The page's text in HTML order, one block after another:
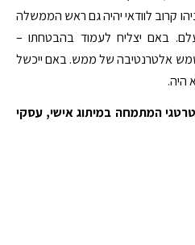
קרוב לוודאי יהיה גם ראש הממשלה
באם יצליח לעמוד בהבטחתו –
אלטרנטיבה של ממש. באם ייכשל
היה.
המתמחה במיתוג אישי, עסקי